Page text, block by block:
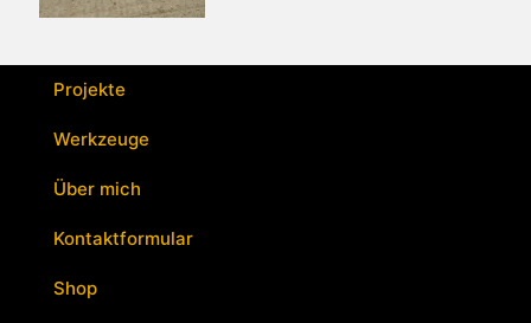
Projekte
Werkzeuge
Über mich
Kontaktformular
Shop